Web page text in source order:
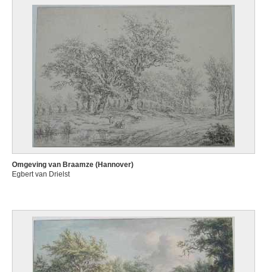
Omgeving van Braamze (Hannover)
Egbert van Drielst